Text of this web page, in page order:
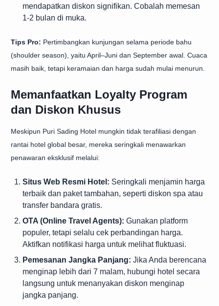
mendapatkan diskon signifikan. Cobalah memesan
1-2 bulan di muka.
Tips Pro: Pertimbangkan kunjungan selama periode bahu
(shoulder season), yaitu April–Juni dan September awal. Cuaca
masih baik, tetapi keramaian dan harga sudah mulai menurun.
Memanfaatkan Loyalty Program
dan Diskon Khusus
Meskipun Puri Sading Hotel mungkin tidak terafiliasi dengan
rantai hotel global besar, mereka seringkali menawarkan
penawaran eksklusif melalui:
Situs Web Resmi Hotel: Seringkali menjamin harga
terbaik dan paket tambahan, seperti diskon spa atau
transfer bandara gratis.
OTA (Online Travel Agents): Gunakan platform
populer, tetapi selalu cek perbandingan harga.
Aktifkan notifikasi harga untuk melihat fluktuasi.
Pemesanan Jangka Panjang: Jika Anda berencana
menginap lebih dari 7 malam, hubungi hotel secara
langsung untuk menanyakan diskon menginap
jangka panjang.